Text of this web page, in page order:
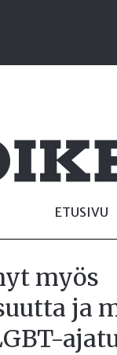
ETUSIVU
myös
ja